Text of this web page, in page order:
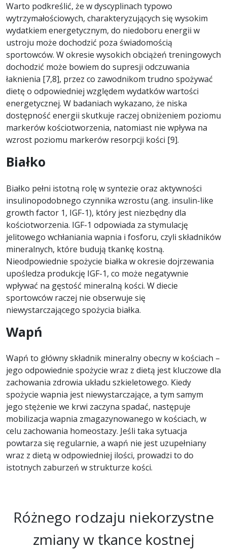
Warto podkreślić, że w dyscyplinach typowo
wytrzymałościowych, charakteryzujących się wysokim
wydatkiem energetycznym, do niedoboru energii w
ustroju może dochodzić poza świadomością
sportowców. W okresie wysokich obciążeń treningowych
dochodzić może bowiem do supresji odczuwania
łaknienia [7,8], przez co zawodnikom trudno spożywać
dietę o odpowiedniej względem wydatków wartości
energetycznej. W badaniach wykazano, że niska
dostępność energii skutkuje raczej obniżeniem poziomu
markerów kościotworzenia, natomiast nie wpływa na
wzrost poziomu markerów resorpcji kości [9].
Białko
Białko pełni istotną rolę w syntezie oraz aktywności
insulinopodobnego czynnika wzrostu (ang. insulin-like
growth factor 1, IGF-1), który jest niezbędny dla
kościotworzenia. IGF-1 odpowiada za stymulację
jelitowego wchłaniania wapnia i fosforu, czyli składników
mineralnych, które budują tkankę kostną.
Nieodpowiednie spożycie białka w okresie dojrzewania
upośledza produkcję IGF-1, co może negatywnie
wpływać na gęstość mineralną kości. W diecie
sportowców raczej nie obserwuje się
niewystarczającego spożycia białka.
Wapń
Wapń to główny składnik mineralny obecny w kościach –
jego odpowiednie spożycie wraz z dietą jest kluczowe dla
zachowania zdrowia układu szkieletowego. Kiedy
spożycie wapnia jest niewystarczające, a tym samym
jego stężenie we krwi zaczyna spadać, następuje
mobilizacja wapnia zmagazynowanego w kościach, w
celu zachowania homeostazy. Jeśli taka sytuacja
powtarza się regularnie, a wapń nie jest uzupełniany
wraz z dietą w odpowiedniej ilości, prowadzi to do
istotnych zaburzeń w strukturze kości.
Różnego rodzaju niekorzystne
zmiany w tkance kostnej